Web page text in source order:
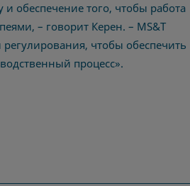
и обеспечение того, чтобы работа
– говорит Керен. – MS&T
регулирования, чтобы обеспечить
процесс».